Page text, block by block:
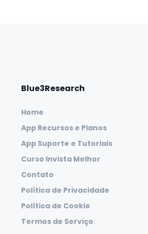
Blue3Research
Home
App Recursos e Planos
App Suporte e Tutoriais
Curso Invista Melhor
Contato
Política de Privacidade
Política de Cookie
Termos de Serviço